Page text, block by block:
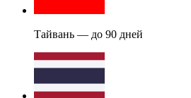
Тайвань — до 90 дней